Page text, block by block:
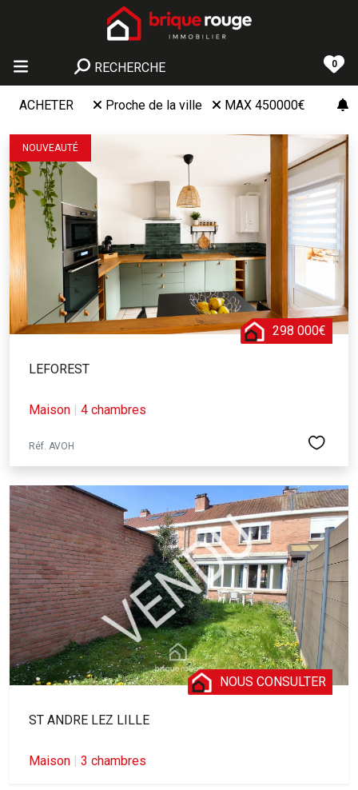
RECHERCHE 0
ACHETER Proche de la ville MAX 450000€
NOUVEAUTÉ
298 000€
LEFOREST
Maison | 4 chambres
Réf. AVOH
NOUS CONSULTER
ST ANDRE LEZ LILLE
Maison | 3 chambres